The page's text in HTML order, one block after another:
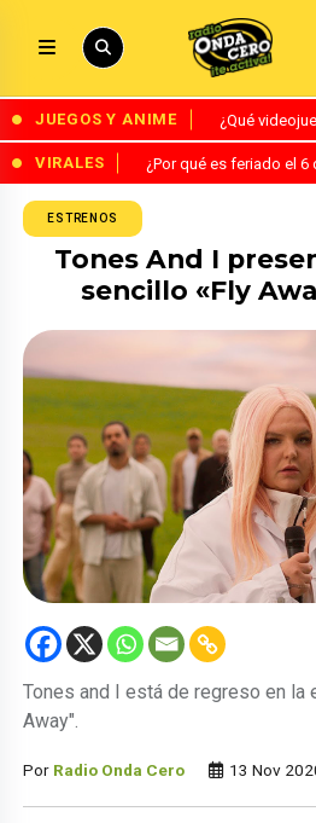
JUEGOS Y ANIME ¿Qué
VIRALES ¿Por qué es feriado el
ESTRENOS
Tones And I
sencillo «Fly
Tones and I está de regreso en la
Away".
Por Radio Onda Cero 13 Nov